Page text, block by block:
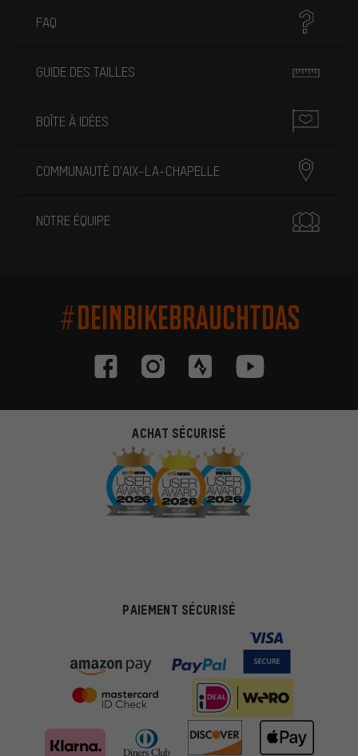
FAQ
GUIDE DES TAILLES
BOÎTE À IDÉES
COMMUNAUTÉ D'AIX-LA-CHAPELLE
NOTRE ÉQUIPE
#DEINBIKEBRAUCHTDAS
ACHAT SÉCURISÉ
PAIEMENT SÉCURISÉ